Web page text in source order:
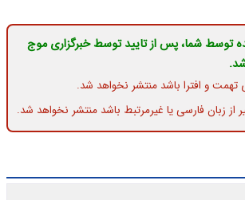
توسط شما، پس از تایید توسط خبرگزاری موج
تهمت و افترا باشد منتشر نخواهد شد.
از زبان فارسی یا غیرمرتبط باشد منتشر نخواهد شد.